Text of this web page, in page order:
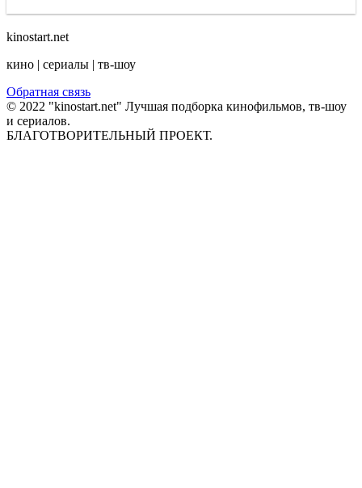
kinostart.net
кино | сериалы | тв-шоу
Обратная связь
© 2022 "kinostart.net" Лучшая подборка кинофильмов, тв-шоу
и сериалов.
БЛАГОТВОРИТЕЛЬНЫЙ ПРОЕКТ.